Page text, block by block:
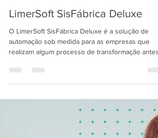
LimerSoft SisFábrica Deluxe
O LimerSoft SisFábrica Deluxe é a solução de
automação sob medida para as empresas que